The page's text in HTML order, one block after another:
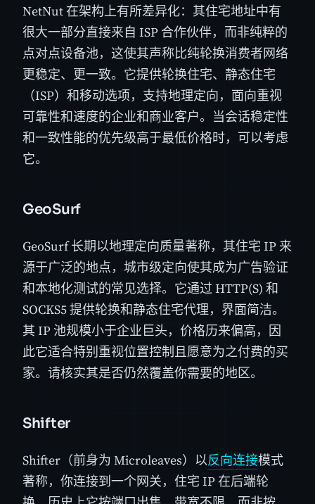
NetNut 在架构上有所差异化：其住宅地址中有
很大一部分直接来自 ISP 合作伙伴，而非纯粹的
点对点设备池，这使其声称比纯轮换消费者网络
更稳定、更一致。它提供轮换住宅、静态住宅
（ISP）和移动选项，支持地理定向，面向重视
可靠性和速度的企业和商业客户。当会话稳定性
和一致性能的优先级高于最低价格时，可以考虑
它。
GeoSurf
GeoSurf 长期以地理定向质量著称，其住宅 IP 来
源于广泛的地点，城市级定向使其成为广告验证
和本地化测试的常见选择。它通过 HTTP(S) 和
SOCKS5 提供轮换和静态住宅代理，界面简洁。
其 IP 池规模小于企业巨头，价格历来偏高，因
此它适合特别重视位置控制且愿意为之付费的买
家。请核实其是否仍然覆盖你需要的地区。
Shifter
Shifter（前身为 Microleaves）以反向连接模式
著称，你连接到一个网关，住宅 IP 在后端轮